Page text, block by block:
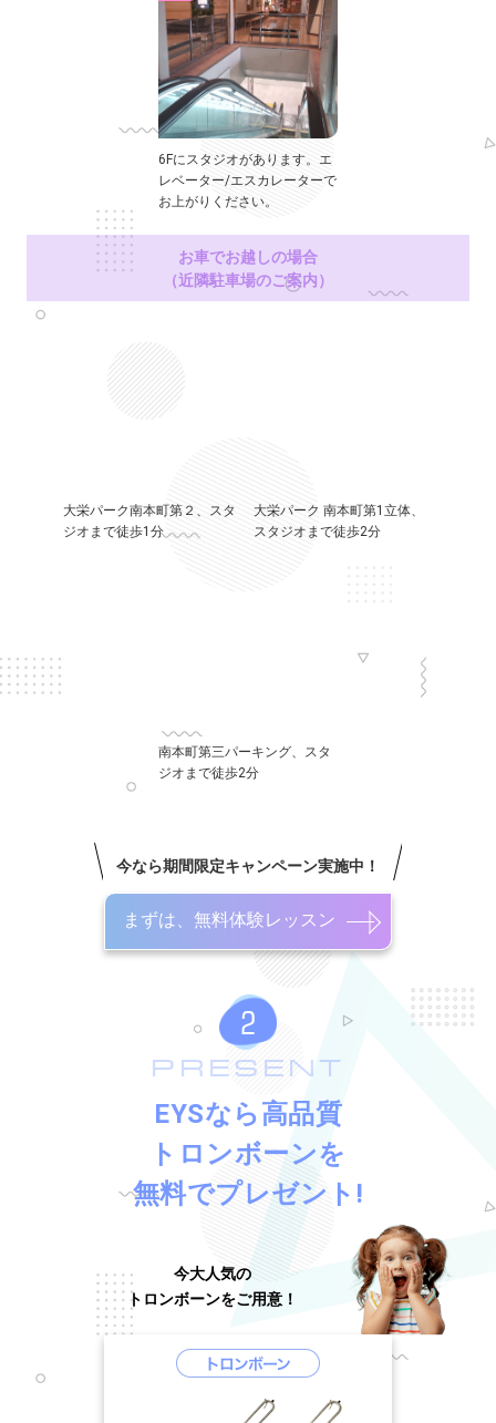
6Fにスタジオがあります。エ
レベーター/エスカレーターで
お上がりください。
お車でお越しの場合
（近隣駐車場のご案内）
大栄パーク南本町第２、スタ
ジオまで徒歩1分
大栄パーク 南本町第1立体、
スタジオまで徒歩2分
南本町第三パーキング、スタ
ジオまで徒歩2分
今なら期間限定キャンペーン実施中！
まずは、無料体験レッスン
PRESENT
EYSなら高品質
トロンボーンを
無料でプレゼント!
今大人気の
トロンボーンをご用意！